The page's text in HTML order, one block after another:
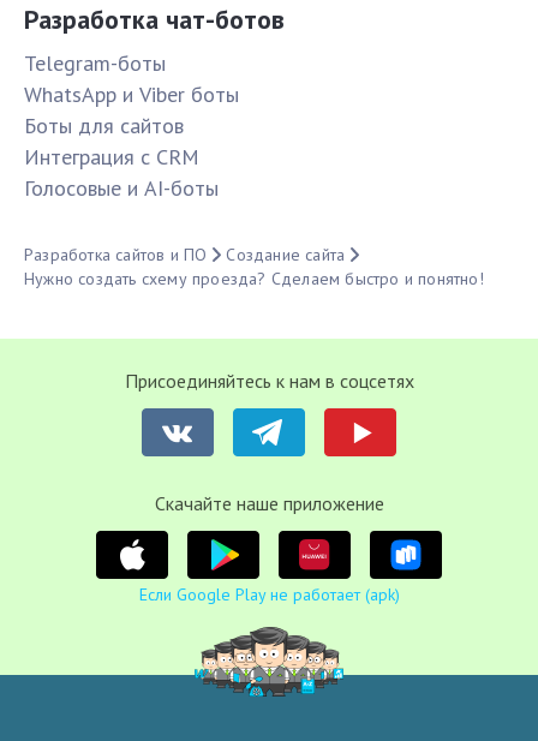
Разработка чат-ботов
Telegram-боты
WhatsApp и Viber боты
Боты для сайтов
Интеграция с CRM
Голосовые и AI-боты
Разработка сайтов и ПО
Создание сайта
Нужно создать схему проезда? Сделаем быстро и понятно!
Присоединяйтесь к нам в соцсетях
Cкачайте наше приложение
Если Google Play не работает (apk)